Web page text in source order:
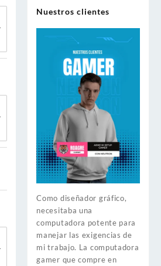
Nuestros clientes
Como diseñador gráfico,
necesitaba una
computadora potente para
manejar las exigencias de
mi trabajo. La computadora
gamer que compre en